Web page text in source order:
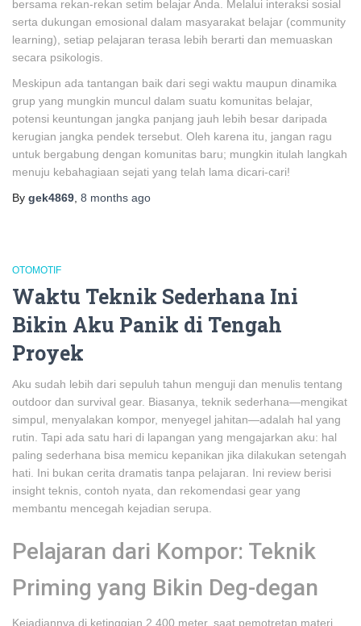
bersama rekan-rekan setim belajar Anda. Melalui interaksi sosial
serta dukungan emosional dalam masyarakat belajar (community
learning), setiap pelajaran terasa lebih berarti dan memuaskan
secara psikologis.
Meskipun ada tantangan baik dari segi waktu maupun dinamika
grup yang mungkin muncul dalam suatu komunitas belajar,
potensi keuntungan jangka panjang jauh lebih besar daripada
kerugian jangka pendek tersebut. Oleh karena itu, jangan ragu
untuk bergabung dengan komunitas baru; mungkin itulah langkah
menuju kebahagiaan sejati yang telah lama dicari-cari!
By gek4869 8 months ago
OTOMOTIF
Waktu Teknik Sederhana Ini
Bikin Aku Panik di Tengah
Proyek
Aku sudah lebih dari sepuluh tahun menguji dan menulis tentang
outdoor dan survival gear. Biasanya, teknik sederhana—mengikat
simpul, menyalakan kompor, menyegel jahitan—adalah hal yang
rutin. Tapi ada satu hari di lapangan yang mengajarkan aku: hal
paling sederhana bisa memicu kepanikan jika dilakukan setengah
hati. Ini bukan cerita dramatis tanpa pelajaran. Ini review berisi
insight teknis, contoh nyata, dan rekomendasi gear yang
membantu mencegah kejadian serupa.
Pelajaran dari Kompor: Teknik
Priming yang Bikin Deg-degan
Kejadiannya di ketinggian 2.400 meter, saat pemotretan materi